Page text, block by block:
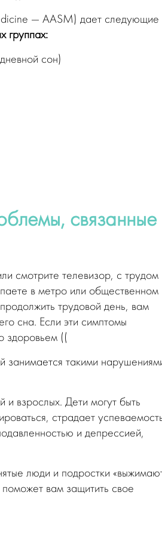
— AASM) дает следующие
группах:
сон)
связанные
смотрите телевизор, с трудом
в метро или общественном
трудовой день, вам
сна. Если эти симптомы
здоровьем ((
занимается такими
и взрослых. Дети могут быть
страдает
и депрессией,
люди и подростки
вам защитить свое